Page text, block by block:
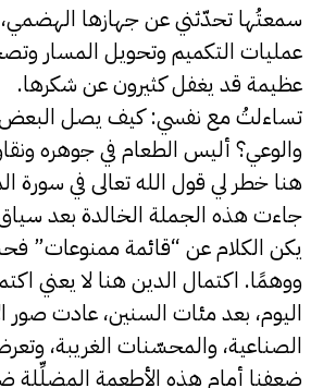
سمعتُها تحدّثني عن جهازها
عمليات التكميم وتحويل المسار
عظيمة قد يغفل كثيرون عن شكرها.
تساءلتُ مع نفسي: كيف يصل البعض
والوعي؟ أليس الطعام في جوهره
هنا خطر لي قول الله تعالى في سورة
جاءت هذه الجملة الخالدة بعد سياق
يكن الكلام عن “قائمة ممنوعات”
ووهمًا. اكتمال الدين هنا لا يعني
اليوم، بعد مئات السنين، عادت صور
الصناعية، والمحسّنات الغريبة،
ضعفنا أمام هذه الأطعمة المضلِّلة